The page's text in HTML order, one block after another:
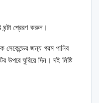
প্রেরণ করুন।
সেকেন্ডের জন্য গরম পানির
উপরে ঘুরিয়ে দিন। দই মিষ্টি